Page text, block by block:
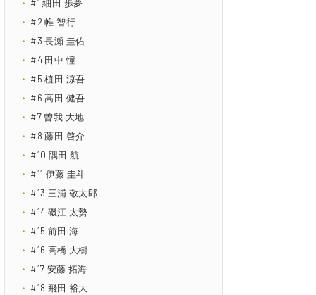
#1 細田 歩夢
#2 帷 智行
#3 長瀬 圭佑
#4 田中 憧
#5 植田 涼吾
#6 高田 健吾
#7 曽我 大地
#8 藤田 啓介
#10 隅田 航
#11 伊藤 圭斗
#13 三浦 敬太郎
#14 磯江 太勢
#15 前田 海
#16 高橋 大樹
#17 安藤 拓海
#18 飛田 裕大